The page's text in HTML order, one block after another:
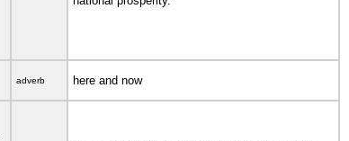
adverb here and now